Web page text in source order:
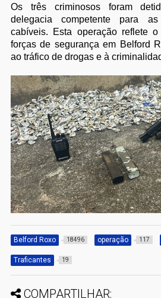
Os três criminosos foram
delegacia competente para
cabíveis. Esta operação reflete
forças de segurança em Belford
ao tráfico de drogas e à
Belford Roxo 18496 operação 117
Traficantes 19
COMPARTILHAR: